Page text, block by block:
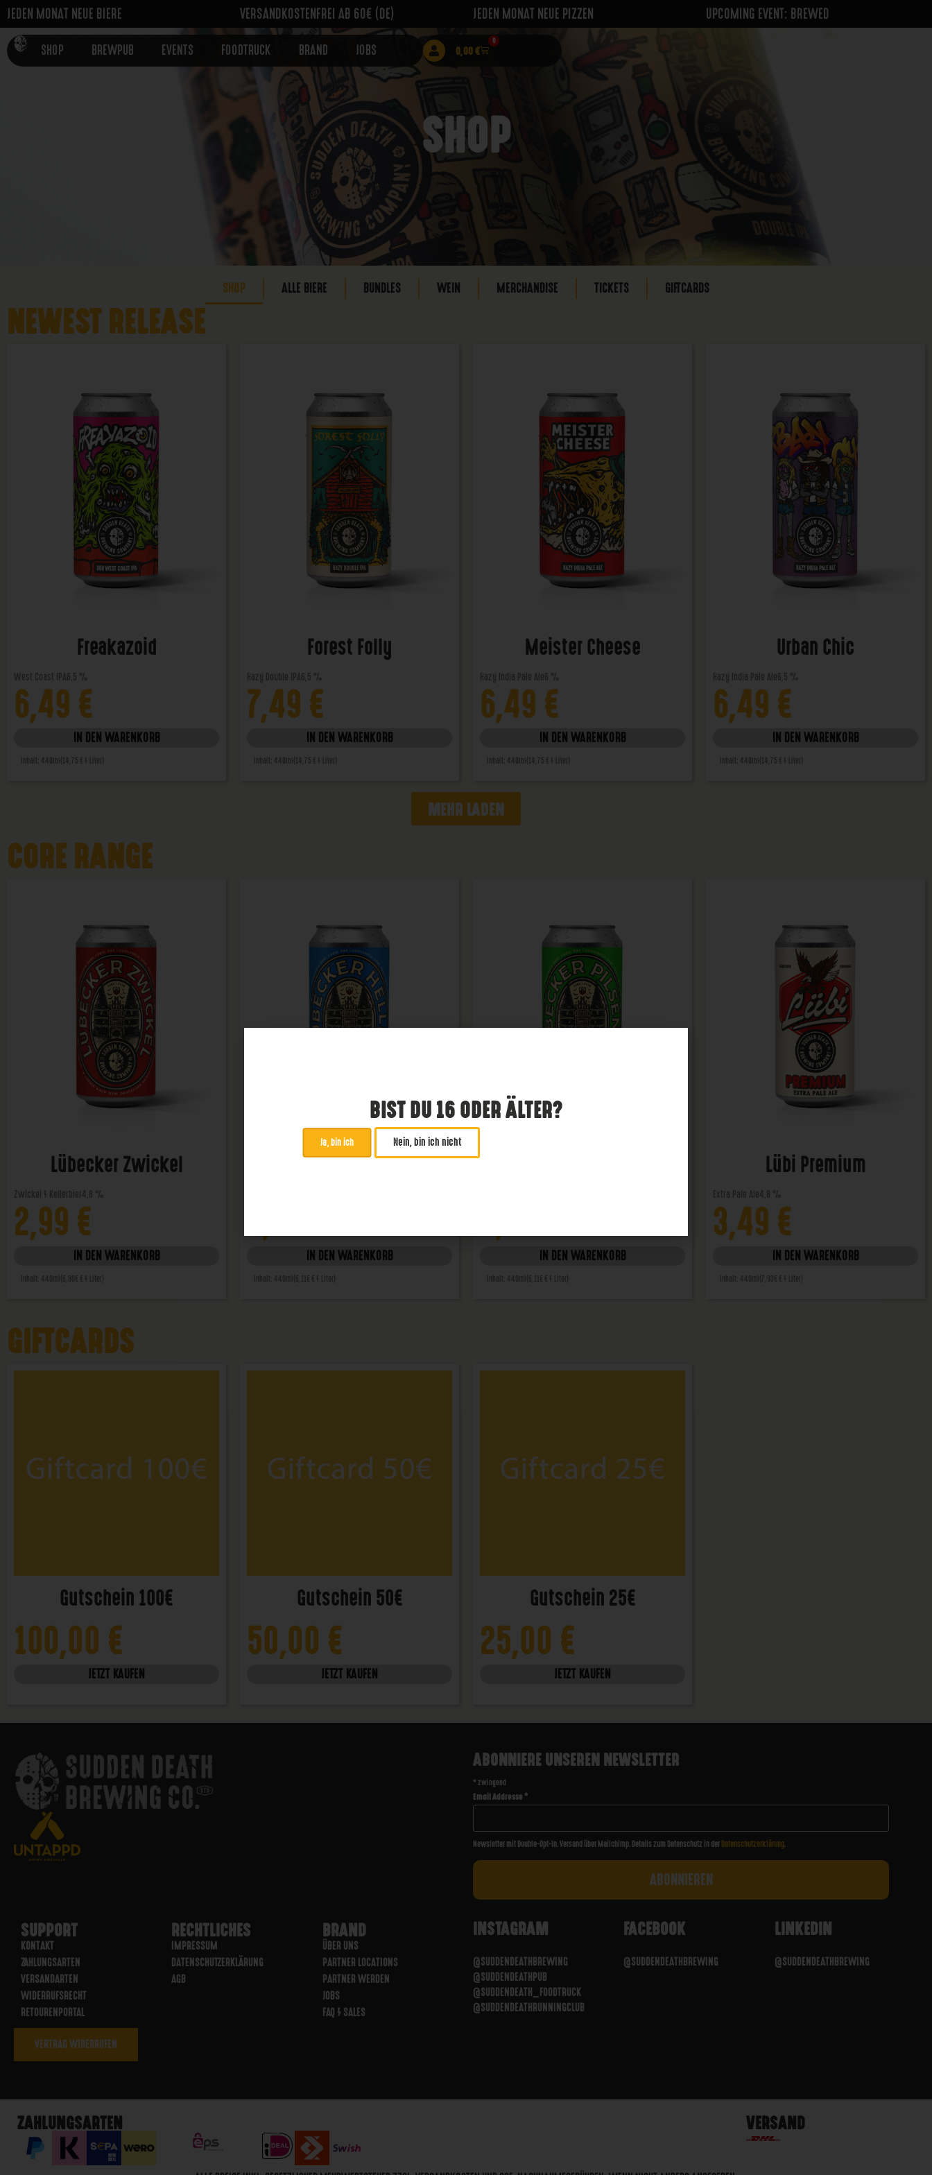
JEDEN MONAT NEUE BIERE VERSANDKOSTENFREI AB 60€ (DE) JEDEN MONAT NEUE PIZZEN UPCOMING EVENT: BREWED
SHOP BREWPUB EVENTS FOODTRUCK BRAND JOBS 0,00€
0
SHOP
SHOP ALLE BIERE BUNDLES WEIN MERCHANDISE TICKETS GIFTCARDS
NEWEST RELEASE
Freakazoid
6,49 €
IN DEN WARENKORB
Forest Folly
7,49 €
IN DEN WARENKORB
Meister Cheese
6,49 €
IN DEN WARENKORB
Urban Chic
6,49 €
IN DEN WARENKORB
MEHR LADEN
CORE RANGE
Lübecker Zwickel
2,99 €
IN DEN WARENKORB
Lübecker Helles
IN DEN WARENKORB IN DEN WARENKORB
Lübi Premium
3,49 €
IN DEN WARENKORB
GIFTCARDS
Gutschein 100€
100,00 €
JETZT KAUFEN
Gutschein 50€
50,00 €
JETZT KAUFEN
Gutschein 25€
25,00 €
JETZT KAUFEN
ABONNIERE UNSEREN NEWSLETTER
* zwingend
Email Addresse*
Newsletter mit Double-Opt-In. Versand über Mailchimp. Details zum Datenschutz in der Datenschutzerklärung.
SUPPORT
KONTAKT
ZAHLUNGSARTEN
VERSANDARTEN
WIDERRUFSRECHT
RETOURENPORTAL
RECHTLICHES
IMPRESSUM
DATENSCHUTZERKLÄRUNG
AGB
BRAND
ÜBER UNS
PARTNER LOCATIONS
PARTNER WERDEN
JOBS
FAQ / SALES
INSTAGRAM
@SUDDENDEATHBREWING
@SUDDENDEATHPUB
@SUDDENDEATH_FOODTRUCK
@SUDDENDEATHRUNNINGCLUB
FACEBOOK
@SUDDENDEATHBREWING
LINKEDIN
@SUDDENDEATHBREWING
VERTRAG WIDERRUFEN
ZAHLUNGSARTEN VERSAND
BIST DU 16 ODER ÄLTER?
Ja, bin ich Nein, bin ich nicht